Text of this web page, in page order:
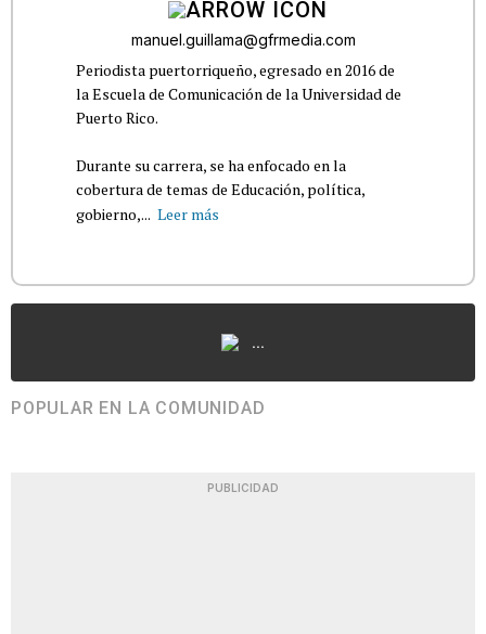
manuel.guillama@gfrmedia.com
Periodista puertorriqueño, egresado en 2016 de
la Escuela de Comunicación de la Universidad de
Puerto Rico.
Durante su carrera, se ha enfocado en la
cobertura de temas de Educación, política,
gobierno,... Leer más
...
POPULAR EN LA COMUNIDAD
PUBLICIDAD